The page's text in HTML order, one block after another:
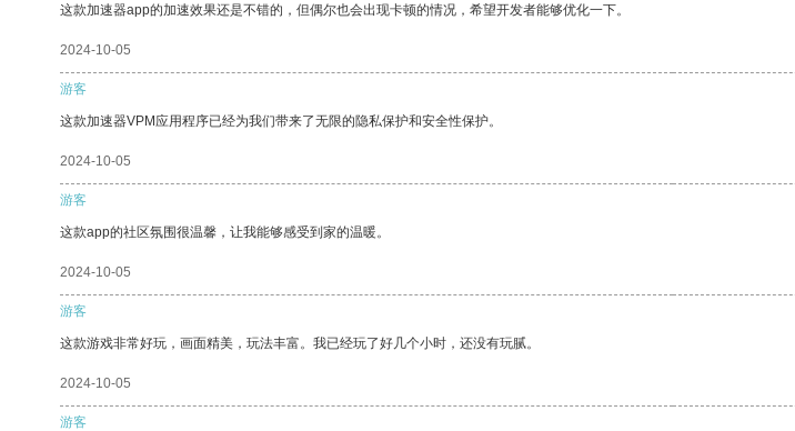
这款加速器app的加速效果还是不错的，但偶尔也会出现卡顿的情况，希望开发者能够优化一下。
2024-10-05
游客
这款加速器VPM应用程序已经为我们带来了无限的隐私保护和安全性保护。
2024-10-05
游客
这款app的社区氛围很温馨，让我能够感受到家的温暖。
2024-10-05
游客
这款游戏非常好玩，画面精美，玩法丰富。我已经玩了好几个小时，还没有玩腻。
2024-10-05
游客